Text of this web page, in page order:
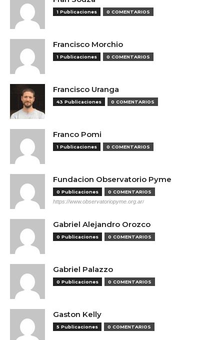
1 Publicaciones 0 COMENTARIOS
Francisco Morchio
1 Publicaciones 0 COMENTARIOS
Francisco Uranga
43 Publicaciones 0 COMENTARIOS
Franco Pomi
1 Publicaciones 0 COMENTARIOS
Fundacion Observatorio Pyme
0 Publicaciones 0 COMENTARIOS
https://www.observatoriopyme.org.ar/
Gabriel Alejandro Orozco
0 Publicaciones 0 COMENTARIOS
Gabriel Palazzo
0 Publicaciones 0 COMENTARIOS
Gaston Kelly
5 Publicaciones 0 COMENTARIOS